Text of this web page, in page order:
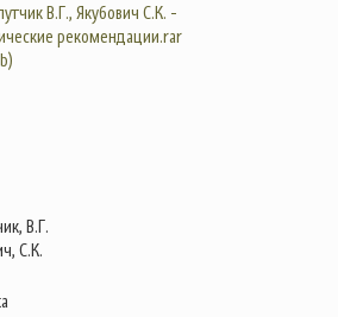
В.Г., Якубович С.К. -
рекомендации.rar
В.Г.
С.К.